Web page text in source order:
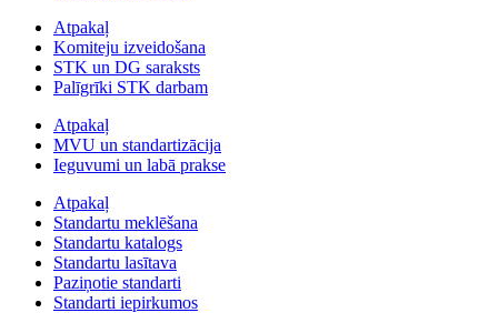
Atpakaļ
Komiteju izveidošana
STK un DG saraksts
Palīgrīki STK darbam
Atpakaļ
MVU un standartizācija
Ieguvumi un labā prakse
Atpakaļ
Standartu meklēšana
Standartu katalogs
Standartu lasītava
Paziņotie standarti
Standarti iepirkumos